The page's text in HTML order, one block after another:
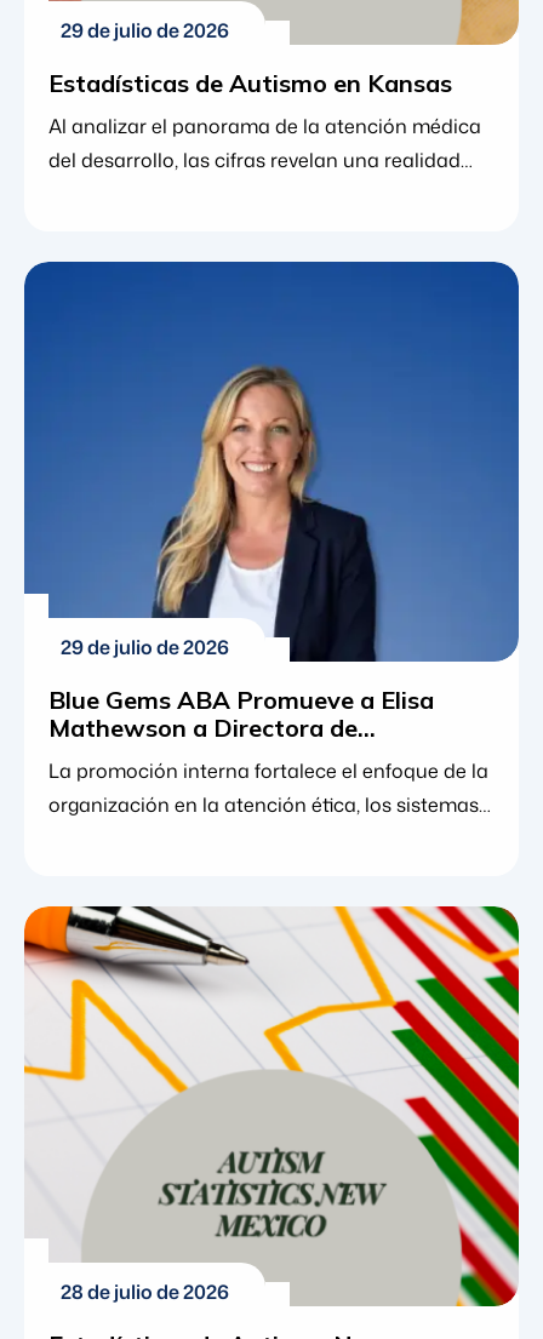
29 de julio de 2026
Estadísticas de Autismo en Kansas
Al analizar el panorama de la atención médica
del desarrollo, las cifras revelan una realidad
de ser un diagnóstico poco común a convertirse
estadísticas implica identificar los recursos
concretos, los programas educativos y los
marcos terapéuticos necesarios […]
29 de julio de 2026
Blue Gems ABA Promueve a Elisa
Mathewson a Directora de
Cumplimiento
La promoción interna fortalece el enfoque de la
organización en la atención ética, los sistemas
de Elisa Mathewson a
28 de julio de 2026